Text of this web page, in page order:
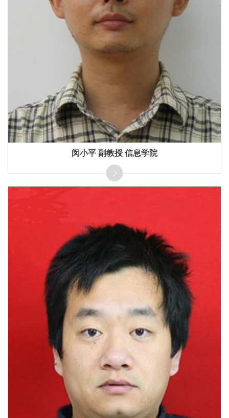
闵小平 副教授 信息学院
主要研究方向为基于人工智能的蛋白设计、生物网络数据分
析。